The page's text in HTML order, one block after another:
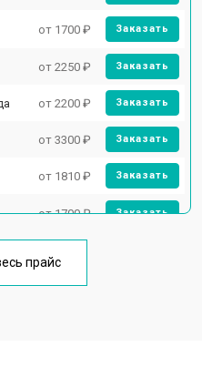
от 1700 ₽ Заказать
от 2250 ₽ Заказать
от 2200 ₽ Заказать
от 3300 ₽ Заказать
от 1810 ₽ Заказать
от 1700 ₽ Заказать
от 1700 ₽
прайс